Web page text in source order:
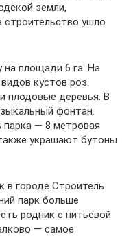
земли,
строительство ушло
на площади 6 га. На
кустов роз.
плодовые деревья. В
фонтан.
парка — 8 метровая
украшают бутоны
городе Строитель.
парк больше
родник с питьевой
— самое